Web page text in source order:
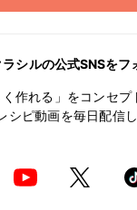
ラシルの公式SNSをフ
く作れる」をコンセプ
シピ動画を毎日配信し